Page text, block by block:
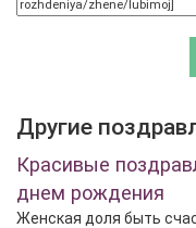
Другие
Красивые
днем рождения
Женская доля быть